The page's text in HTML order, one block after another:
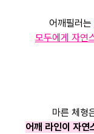
어깨필러는
모두에게 자연
마른 체형
어깨 라인이 자연